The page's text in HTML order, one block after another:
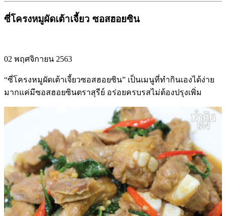
ซี่โครงหมูผัดเต้าเจี้ยว ซอสฮอยซิน
02 พฤศจิกายน 2563
“ซี่โครงหมูผัดเต้าเจี้ยวซอสฮอยซิน” เป็นเมนูที่ทำกินเองได้ง่าย
มากแค่มีซอสฮอยซินตราสุรีย์ อร่อยครบรสไม่ต้องปรุงเพิ่ม